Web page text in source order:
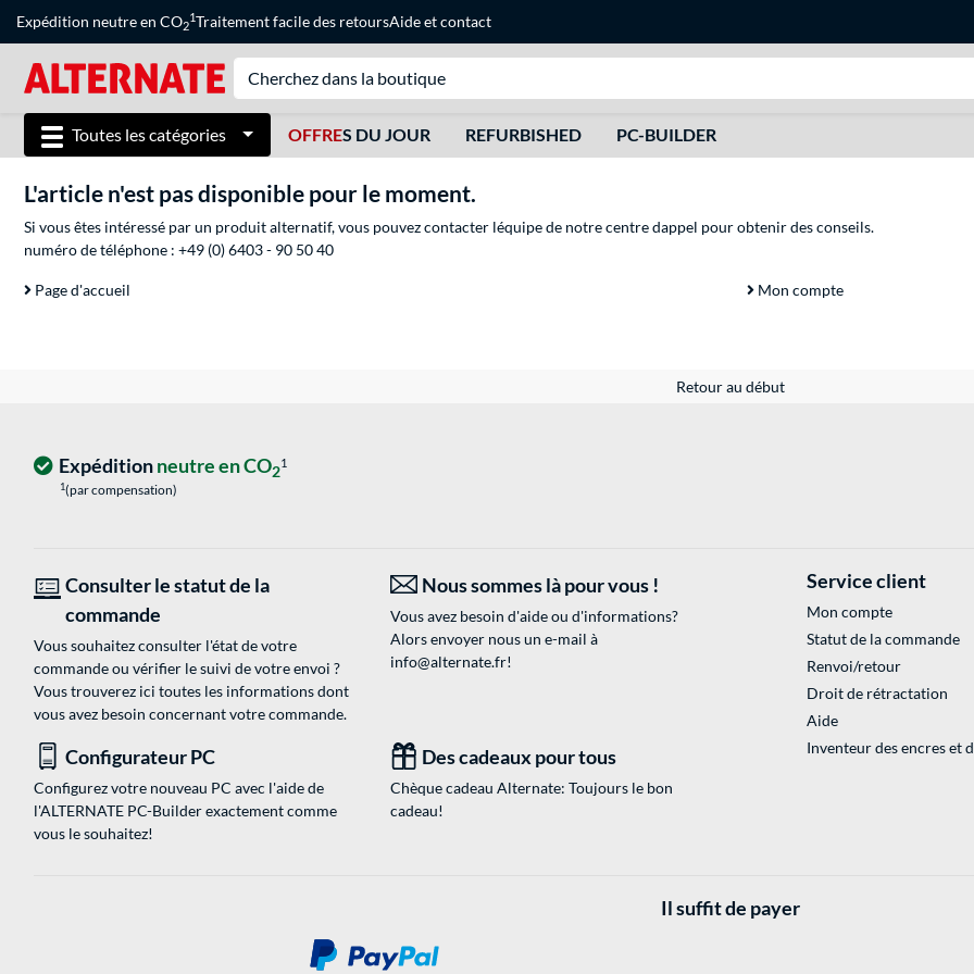
Expédition neutre en CO2
1Traitement facile des retoursAideetcontact
Toutes les catégories OFFRES DU JOUR REFURBISHED PC-BUILDER
L'article n'est pas disponible pour le moment.
Si vous êtes intéressé par un produit alternatif, vous pouvez contacter léquipe de notre centre dappel pour obtenir des conseils.
numéro de téléphone : +49 (0) 6403 - 90 50 40
Page d'accueil Mon compte
Retour au début
Expéditionneutre en CO21
1(par compensation)
Consulter le statut de la
commande
Vous souhaitez consulter l'état de votre
commande ou vérifier le suivi de votre envoi ?
Vous trouverez ici toutes les informations dont
vous avez besoin concernant votre commande.
Nous sommes là pour vous !
Vous avez besoin d'aide ou d'informations?
Alors envoyer nous un e-mail à
info@alternate.fr!
Configurateur PC
Configurez votre nouveau PC avec l'aide de
l'ALTERNATE PC-Builder exactement comme
vous le souhaitez!
Des cadeaux pour tous
Chèque cadeau Alternate: Toujours le bon
cadeau!
Service client
Mon compte
Statut de la commande
Renvoi/retour
Droit de rétractation
Aide
Inventeur des encres et
Il suffit de payer